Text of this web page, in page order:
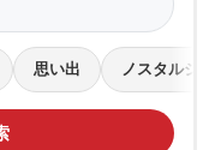
思い出 ノスタルジ